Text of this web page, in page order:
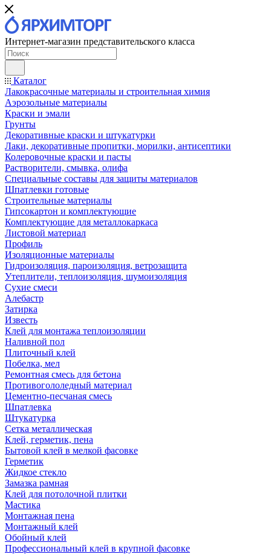
Интернет-магазин представительского класса
Каталог
Лакокрасочные материалы и строительная химия
Аэрозольные материалы
Краски и эмали
Грунты
Декоративные краски и штукатурки
Лаки, декоративные пропитки, морилки, антисептики
Колеровочные краски и пасты
Растворители, смывка, олифа
Специальные составы для защиты материалов
Шпатлевки готовые
Строительные материалы
Гипсокартон и комплектующие
Комплектующие для металлокаркаса
Листовой материал
Профиль
Изоляционные материалы
Гидроизоляция, пароизоляция, ветрозащита
Утеплители, теплоизоляция, шумоизоляция
Сухие смеси
Алебастр
Затирка
Известь
Клей для монтажа теплоизоляции
Наливной пол
Плиточный клей
Побелка, мел
Ремонтная смесь для бетона
Противогололедный материал
Цементно-песчаная смесь
Шпатлевка
Штукатурка
Сетка металлическая
Клей, герметик, пена
Бытовой клей в мелкой фасовке
Герметик
Жидкое стекло
Замазка рамная
Клей для потолочной плитки
Мастика
Монтажная пена
Монтажный клей
Обойный клей
Профессиональный клей в крупной фасовке